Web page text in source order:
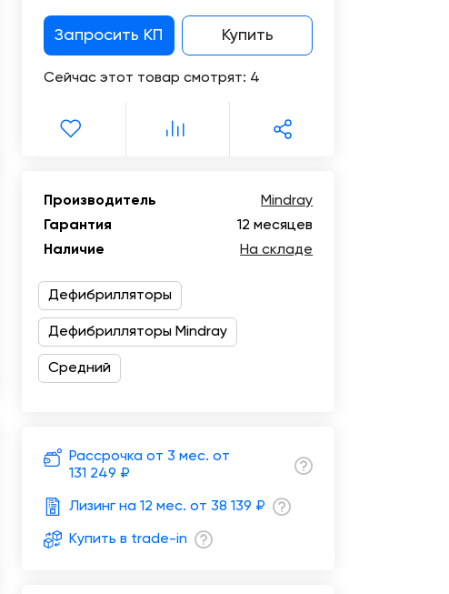
УЗИ
медицинского
Trade-
Запросить КП Купить
Сейчас этот товар смотрят: 4
Производитель
Mindray
Гарантия
12 месяцев
Наличие
На складе
Дефибрилляторы
Дефибрилляторы Mindray
Средний
Рассрочка от 3 мес. от
131 249 ₽
Лизинг на 12 мес. от 38 139 ₽
Купить в trade-in